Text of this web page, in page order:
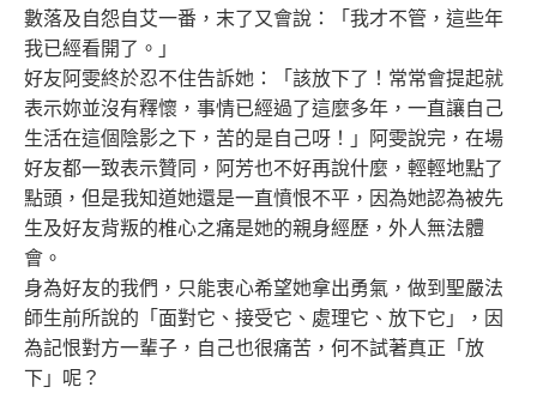
數落及自怨自艾一番，末了又會說：「我才不管，這些年
我已經看開了。」
好友阿雯終於忍不住告訴她：「該放下了！常常會提起就
表示妳並沒有釋懷，事情已經過了這麼多年，一直讓自己
生活在這個陰影之下，苦的是自己呀！」阿雯說完，在場
好友都一致表示贊同，阿芳也不好再說什麼，輕輕地點了
點頭，但是我知道她還是一直憤恨不平，因為她認為被先
生及好友背叛的椎心之痛是她的親身經歷，外人無法體
會。
身為好友的我們，只能衷心希望她拿出勇氣，做到聖嚴法
師生前所說的「面對它、接受它、處理它、放下它」，因
為記恨對方一輩子，自己也很痛苦，何不試著真正「放
下」呢？